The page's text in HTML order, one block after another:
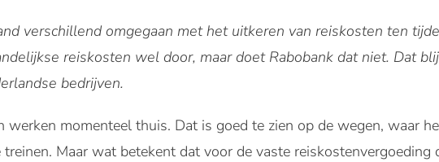
verschillend omgegaan met het uitkeren van reiskosten ten
reiskosten wel door, maar doet Rabobank dat niet. Dat
bedrijven.
werken momenteel thuis. Dat is goed te zien op de wegen, waar
Maar wat betekent dat voor de vaste reiskostenvergoeding